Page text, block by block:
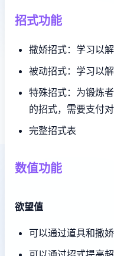
招式功能
撒娇招式：学习以
被动招式：学习以
特殊招式：为锻炼
的招式，需要支付对
完整招式表
数值功能
欲望值
可以通过道具和撒娇